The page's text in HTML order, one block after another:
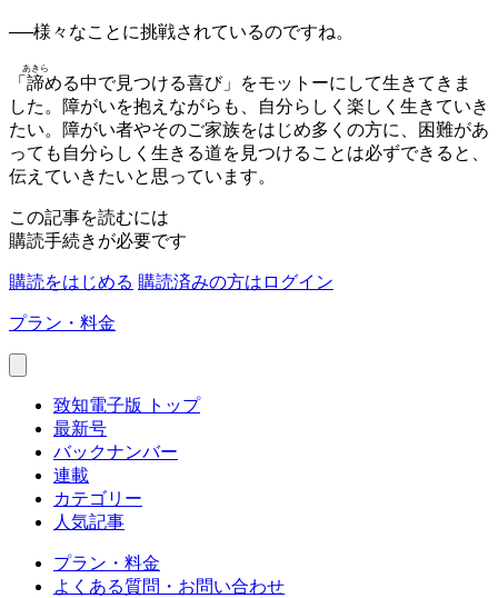
──様々なことに挑戦されているのですね。
「 諦
あきら
める中で見つける喜び」をモットーにして生きてきま
した。障がいを抱えながらも、自分らしく楽しく生きていき
たい。障がい者やそのご家族をはじめ多くの方に、困難があ
っても自分らしく生きる道を見つけることは必ずできると、
伝えていきたいと思っています。
この記事を読むには
購読手続きが必要です
購読をはじめる 購読済みの方はログイン
プラン・料金
致知電子版 トップ
最新号
バックナンバー
連載
カテゴリー
人気記事
プラン・料金
よくある質問・お問い合わせ